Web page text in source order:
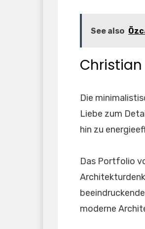
See also
Die
Liebe zum
hin zu
Das Portfolio
moderne